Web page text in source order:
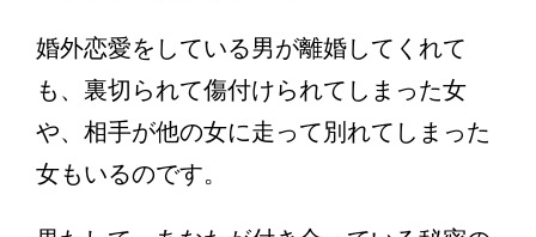
婚外恋愛をしている男が離婚してくれて
も、裏切られて傷付けられてしまった女
や、相手が他の女に走って別れてしまった
女もいるのです。